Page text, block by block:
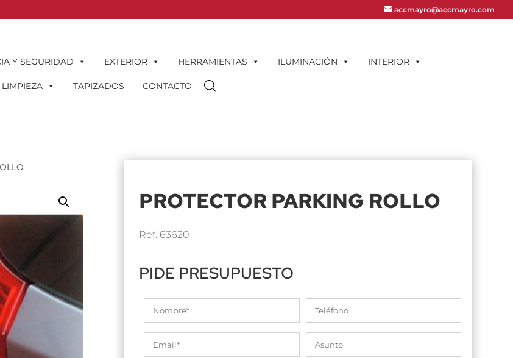
accmayro@accmayro.com
Y SEGURIDAD EXTERIOR HERRAMIENTAS ILUMINACIÓN INTERIOR
TAPIZADOS CONTACTO
PROTECTOR PARKING ROLLO
Ref. 63620
PIDE PRESUPUESTO